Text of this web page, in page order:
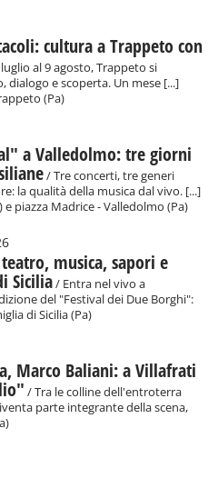
cultura a Trappeto con
al 9 agosto, Trappeto si
e scoperta. Un mese [...]
(Pa)
a Valledolmo: tre giorni
/ Tre concerti, tre generi
la qualità della musica dal vivo. [...]
e piazza Madrice - Valledolmo (Pa)
musica, sapori e
Sicilia/ Entra nel vivo a
del "Festival dei Due Borghi":
di Sicilia (Pa)
Marco Baliani: a Villafrati
/ Tra le colline dell'entroterra
parte integrante della scena,